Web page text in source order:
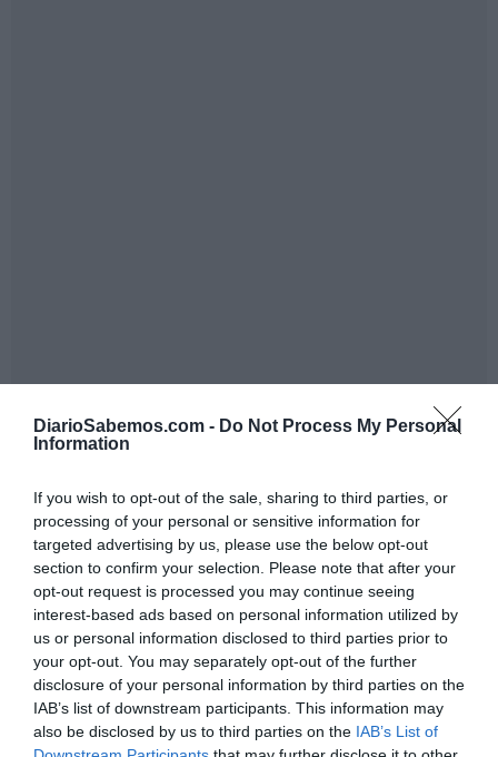
DiarioSabemos.com - Do Not Process My Personal
Information
If you wish to opt-out of the sale, sharing to third parties, or
processing of your personal or sensitive information for
targeted advertising by us, please use the below opt-out
section to confirm your selection. Please note that after your
opt-out request is processed you may continue seeing
interest-based ads based on personal information utilized by
us or personal information disclosed to third parties prior to
your opt-out. You may separately opt-out of the further
disclosure of your personal information by third parties on the
IAB’s list of downstream participants. This information may
also be disclosed by us to third parties on the IAB’s List of
En el análisis del material intervenido encontraron vídeos
en los que el detenido había agredido sexualmente a su
ofrecía al bebé a terceros para tener sexo. Además,
también fue arrestada la madre de la menor ya que
presuntamente intercambiaba archivos de pornografía
infantil con su pajera y padre de la pequeña. Tras ser
puesto a disposición judicial se decretó la prisión
provisional para el arrestado.
AñadirDiarioSabemos como fuente preferida de
Google de forma gratuita